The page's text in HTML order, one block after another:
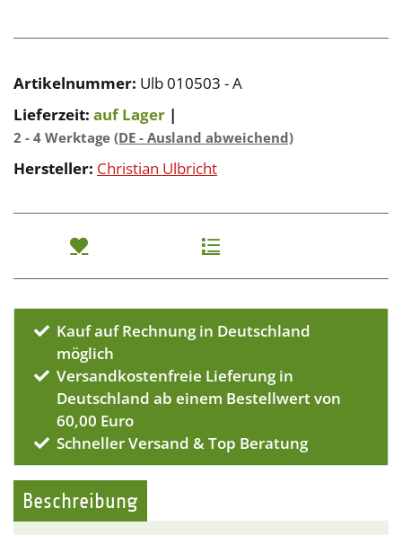
Artikelnummer: Ulb 010503 - A
Lieferzeit: auf Lager |
2 - 4 Werktage (DE - Ausland abweichend)
Hersteller: Christian Ulbricht
Kauf auf Rechnung in Deutschland
möglich
Versandkostenfreie Lieferung in
Deutschland ab einem Bestellwert von
60,00 Euro
Schneller Versand & Top Beratung
Beschreibung